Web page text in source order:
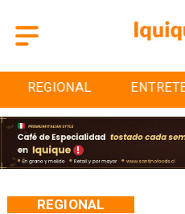
ENTRETENCIÓN
REGIONAL